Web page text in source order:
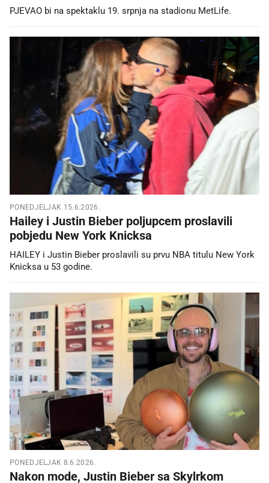
PJEVAO bi na spektaklu 19. srpnja na stadionu MetLife.
PONEDJELJAK 15.6.2026.
Hailey i Justin Bieber poljupcem proslavili
pobjedu New York Knicksa
HAILEY i Justin Bieber proslavili su prvu NBA titulu New York
Knicksa u 53 godine.
PONEDJELJAK 8.6.2026.
Nakon mode, Justin Bieber sa Skylrkom